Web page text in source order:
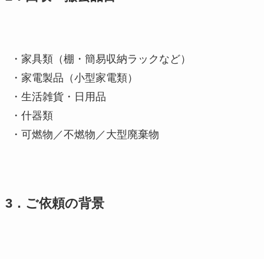
・家具類（棚・簡易収納ラックなど）
・家電製品（小型家電類）
・生活雑貨・日用品
・什器類
・可燃物／不燃物／大型廃棄物
3．ご依頼の背景